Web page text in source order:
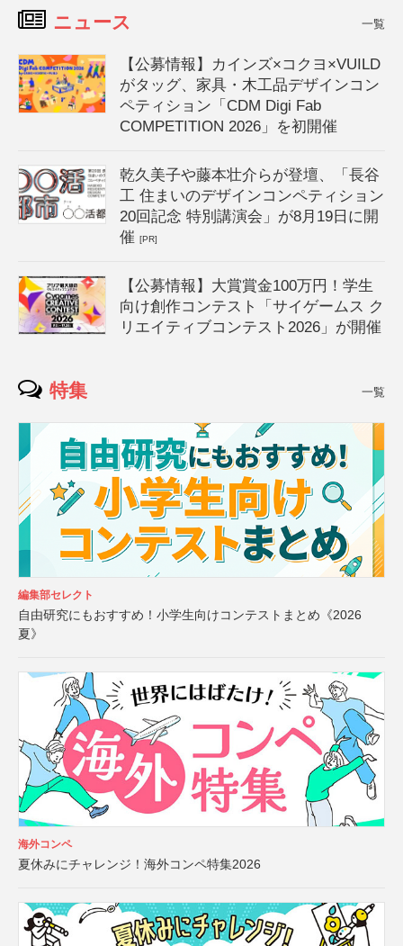
ニュース 一覧
【公募情報】カインズ×コクヨ×VUILD
がタッグ、家具・木工品デザインコン
ペティション「CDM Digi Fab
COMPETITION 2026」を初開催
乾久美子や藤本壮介らが登壇、「長谷
工 住まいのデザインコンペティション
20回記念 特別講演会」が8月19日に開
催[PR]
【公募情報】大賞賞金100万円！学生
向け創作コンテスト「サイゲームス ク
リエイティブコンテスト2026」が開催
特集 一覧
編集部セレクト
自由研究にもおすすめ！小学生向けコンテストまとめ《2026
夏》
海外コンペ
夏休みにチャレンジ！海外コンペ特集2026